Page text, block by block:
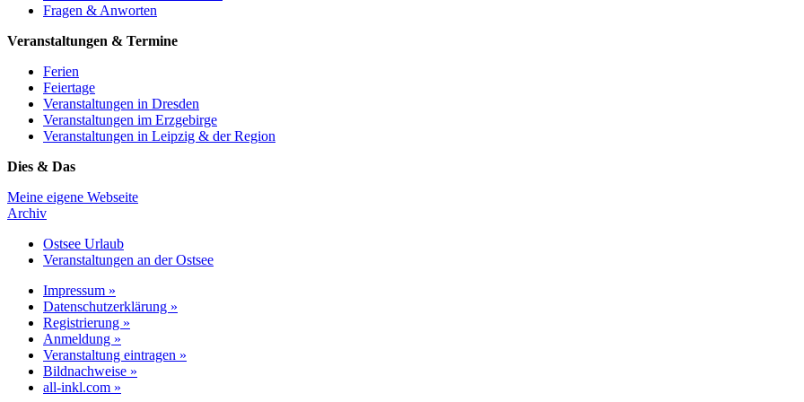
Fragen & Anworten
Veranstaltungen & Termine
Ferien
Feiertage
Veranstaltungen in Dresden
Veranstaltungen im Erzgebirge
Veranstaltungen in Leipzig & der Region
Dies & Das
Meine eigene Webseite
Archiv
Ostsee Urlaub
Veranstaltungen an der Ostsee
Impressum »
Datenschutzerklärung »
Registrierung »
Anmeldung »
Veranstaltung eintragen »
Bildnachweise »
all-inkl.com »